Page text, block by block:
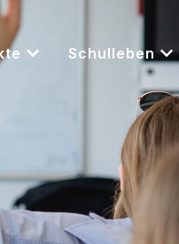
Schulleben